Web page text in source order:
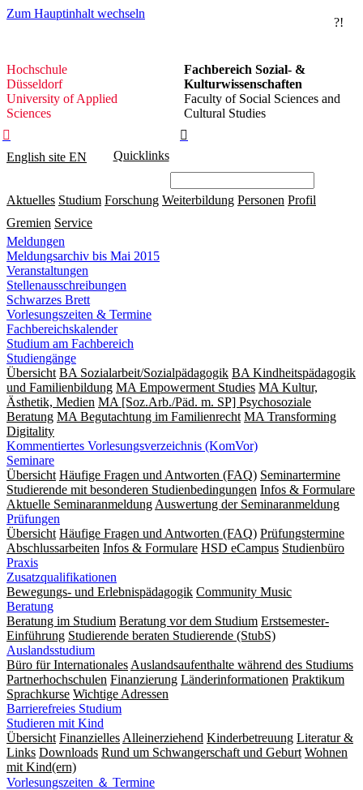
Zum Hauptinhalt wechseln
?!
Hochschule
Düsseldorf
Hochschule
Düsseldorf
University of Applied
Sciences
Fachbereich Sozial- &
Kulturwissenschaften
Faculty of Social Sciences and
Cultural Studies


English site EN Quicklinks
Aktuelles Studium Forschung Weiterbildung Personen Profil
Gremien Service
Meldungen
Meldungsarchiv bis Mai 2015
Veranstaltungen
Stellenausschreibungen
Schwarzes Brett
Vorlesungszeiten & Termine
Fachbereichskalender
Studium am Fachbereich
Studiengänge
Übersicht BA Sozialarbeit/Sozialpädagogik BA Kindheitspädagogik
und Familienbildung MA Empowerment Studies MA Kultur,
Ästhetik, Medien MA [Soz.Arb./Päd. m. SP] Psychosoziale
Beratung MA Begut­ach­tung im Fami­lien­recht MA Transforming
Digitality
Kommentiertes Vorlesungsverzeichnis (KomVor)
Seminare
Übersicht Häufige Fragen und Antworten (FAQ) Seminartermine
Studierende mit besonderen Studienbedingungen Infos & Formulare
Aktuelle Seminaranmeldung Auswertung der Seminaranmeldung
Prüfungen
Übersicht Häufige Fragen und Antworten (FAQ) Prüfungstermine
Abschlussarbeiten Infos & Formulare HSD eCampus Studienbüro
Praxis
Zusatzqualifikationen
Bewegungs- und Erlebnispädagogik Community Music
Beratung
Beratung im Studium Beratung vor dem Studium Erstsemester-
Einführung Studierende beraten Studierende (StubS)
Auslandsstudium
Büro für Internationales Auslandsaufenthalte während des Studiums
Partnerhochschulen Finanzierung Länderinformationen Praktikum
Sprachkurse Wichtige Adressen
Barrierefreies Studium
Studieren mit Kind
Übersicht Finanzielles Alleinerziehend Kinderbetreuung Literatur &
Links Downloads Rund um Schwangerschaft und Geburt Wohnen
mit Kind(ern)
Vorlesungszeiten ＆ Termine